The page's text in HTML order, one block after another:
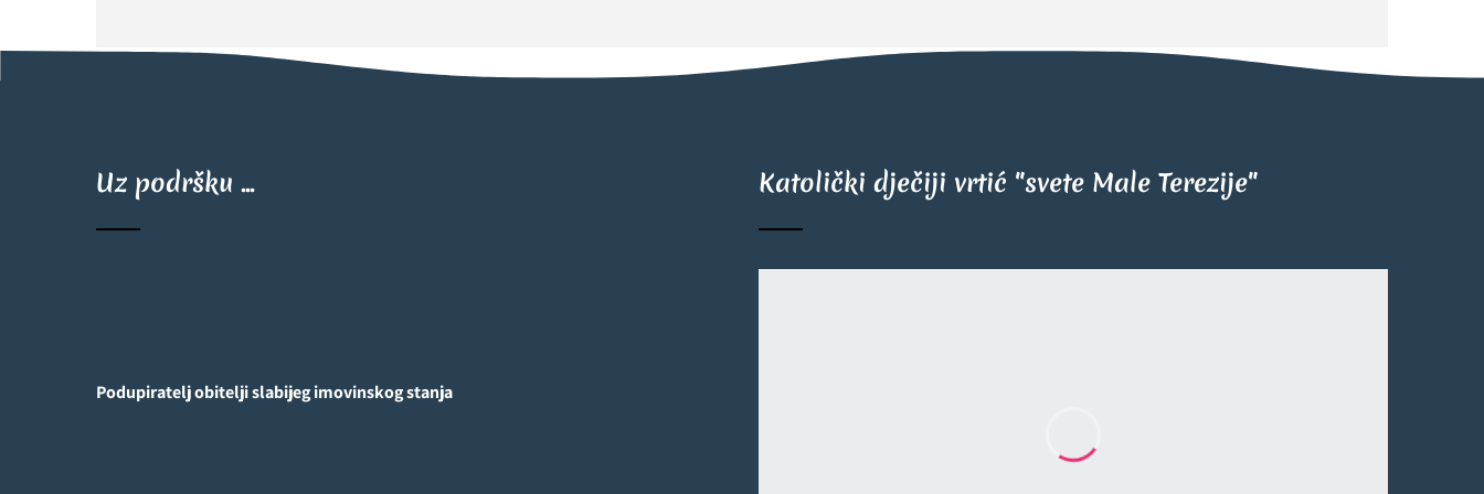
Uz podršku ...
Podupiratelj obitelji slabijeg imovinskog stanja
Katolički dječiji vrtić "svete Male Terezije"